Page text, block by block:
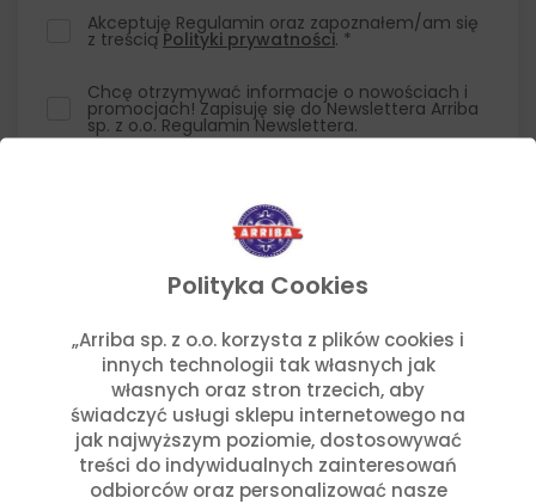
Polityka Cookies
„Arriba sp. z o.o. korzysta z plików cookies i
innych technologii tak własnych jak
własnych oraz stron trzecich, aby
świadczyć usługi sklepu internetowego na
jak najwyższym poziomie, dostosowywać
treści do indywidualnych zainteresowań
odbiorców oraz personalizować nasze
Akceptuję Regulamin oraz zapoznałem/am się
z treścią Polityki prywatności. *
Chcę otrzymywać informacje o nowościach i
promocjach! Zapisuję się do Newslettera Arriba
sp. z o.o. Regulamin Newslettera.
Stwórz konto
Dołącz do naszego Newslettera
Otrzymuj informacje o nowościach w sklepie oraz